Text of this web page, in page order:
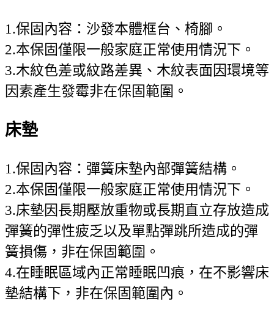
1.保固內容：沙發本體框台、椅腳。
2.本保固僅限一般家庭正常使用情況下。
3.木紋色差或紋路差異、木紋表面因環境等
因素產生發霉非在保固範圍。
床墊
1.保固內容：彈簧床墊內部彈簧結構。
2.本保固僅限一般家庭正常使用情況下。
3.床墊因長期壓放重物或長期直立存放造成
彈簧的彈性疲乏以及單點彈跳所造成的彈
簧損傷，非在保固範圍。
4.在睡眠區域內正常睡眠凹痕，在不影響床
墊結構下，非在保固範圍內。